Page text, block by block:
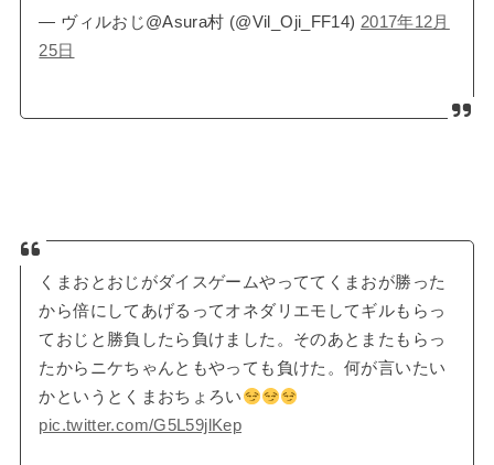
— ヴィルおじ@Asura村 (@Vil_Oji_FF14) 2017年12月
25日
くまおとおじがダイスゲームやっててくまおが勝った
から倍にしてあげるってオネダリエモしてギルもらっ
ておじと勝負したら負けました。そのあとまたもらっ
たからニケちゃんともやっても負けた。何が言いたい
かというとくまおちょろい
pic.twitter.com/G5L59jlKep